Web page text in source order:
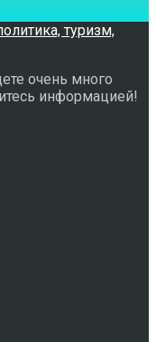
очень много
информацией!